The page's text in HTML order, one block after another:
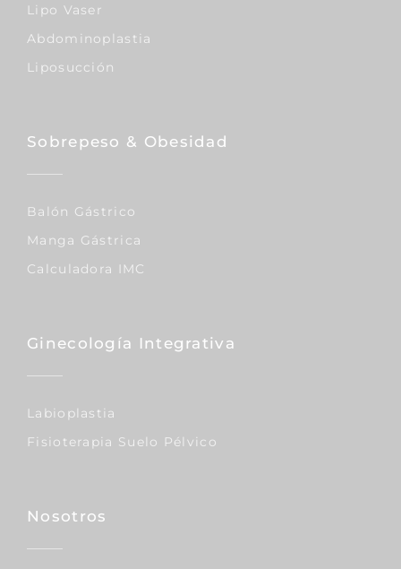
Lipo Vaser
Abdominoplastia
Liposucción
Sobrepeso & Obesidad
Balón Gástrico
Manga Gástrica
Calculadora IMC
Ginecología Integrativa
Labioplastia
Fisioterapia Suelo Pélvico
Nosotros